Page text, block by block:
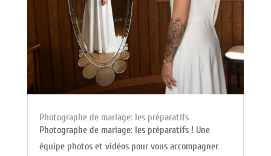
Photographe de mariage: les préparatifs
Photographe de mariage: les préparatifs ! Une
équipe photos et vidéos pour vous accompagner